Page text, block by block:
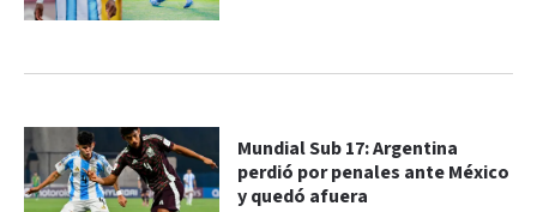
Mundial Sub 17: Argentina
perdió por penales ante México
y quedó afuera